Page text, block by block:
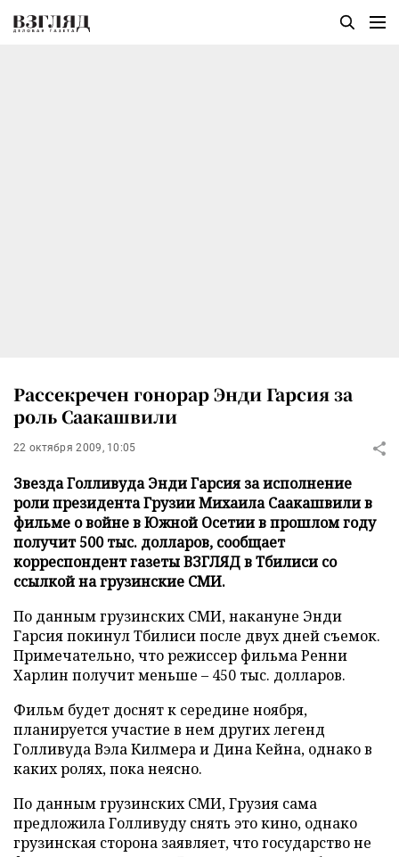
Рассекречен гонорар Энди Гарсия за
роль Саакашвили
22 октября 2009, 10:05
Звезда Голливуда Энди Гарсия за исполнение
роли президента Грузии Михаила Саакашвили в
фильме о войне в Южной Осетии в прошлом году
получит 500 тыс. долларов, сообщает
корреспондент газеты ВЗГЛЯД в Тбилиси со
ссылкой на грузинские СМИ.
По данным грузинских СМИ, накануне Энди
Гарсия покинул Тбилиси после двух дней съемок.
Примечательно, что режиссер фильма Ренни
Харлин получит меньше – 450 тыс. долларов.
Фильм будет доснят к середине ноября,
планируется участие в нем других легенд
Голливуда Вэла Килмера и Дина Кейна, однако в
каких ролях, пока неясно.
По данным грузинских СМИ, Грузия сама
предложила Голливуду снять это кино, однако
грузинская сторона заявляет, что государство не